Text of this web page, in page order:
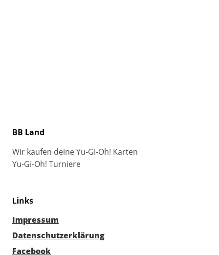
BB Land
Wir kaufen deine Yu-Gi-Oh! Karten
Yu-Gi-Oh! Turniere
Links
Impressum
Datenschutzerklärung
Facebook